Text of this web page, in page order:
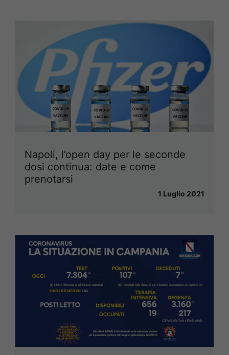
Napoli, l’open day per le seconde
dosi continua: date e come
prenotarsi
1 Luglio 2021